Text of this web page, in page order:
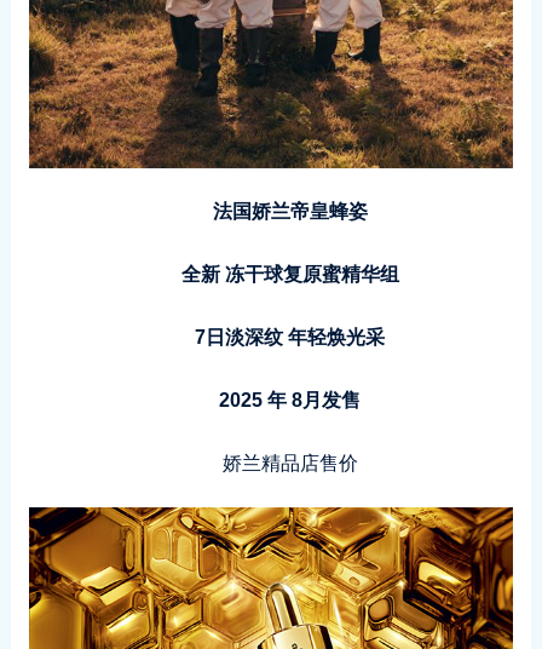
法国娇兰帝皇蜂姿
全新 冻干球复原蜜精华组
7日淡深纹 年轻焕光采
2025 年 8月发售
娇兰精品店售价